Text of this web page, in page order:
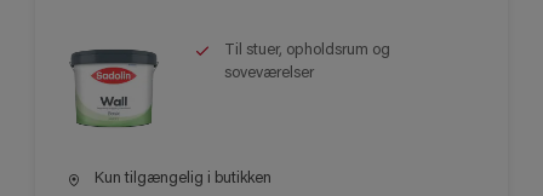
Til stuer, opholdsrum og
soveværelser
Kun tilgængelig i butikken